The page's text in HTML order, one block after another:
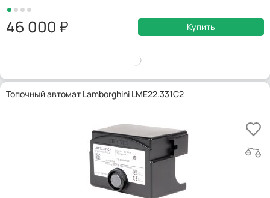
46 000 Купить
Топочный автомат Lamborghini LME22.331C2